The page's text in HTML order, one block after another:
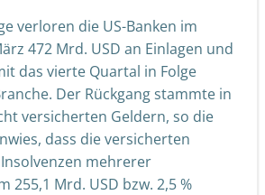
verloren die US-Banken im
472 Mrd. USD an Einlagen und
das vierte Quartal in Folge
Der Rückgang stammte in
versicherten Geldern, so die
dass die versicherten
mehrerer
255,1 Mrd. USD bzw. 2,5 %